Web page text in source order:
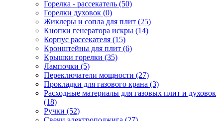
Горелка - рассекатель (50)
Горелки духовок (0)
Жиклеры и сопла для плит (25)
Кнопки генератора искры (14)
Корпус рассекателя (15)
Кронштейны для плит (6)
Крышки горелки (35)
Лампочки (5)
Переключатели мощности (27)
Прокладки для газового крана (3)
Расходные материалы для газовых плит и духовок
(18)
Ручки (52)